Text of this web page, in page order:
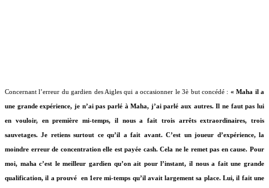
Concernant l’erreur du gardien des Aigles qui a occasionner le 3è but concédé : « Maha il a
une grande expérience, je n’ai pas parlé à Maha, j’ai parlé aux autres. Il ne faut pas lui
en vouloir, en première mi-temps, il nous a fait trois arrêts extraordinaires, trois
sauvetages. Je retiens surtout ce qu’il a fait avant. C’est un joueur d’expérience, la
moindre erreur de concentration elle est payée cash. Cela ne le remet pas en cause. Pour
moi, maha c’est le meilleur gardien qu’on ait pour l’instant, il nous a fait une grande
qualification, il a prouvé en 1ere mi-temps qu’il avait largement sa place. Lui, il fait une